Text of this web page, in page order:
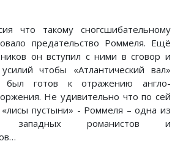
что такому сногсшибательному
предательство Роммеля. Ещё
он вступил с ними в сговор и
чтобы «Атлантический вал»
был готов к отражению англо-
Не удивительно что по сей
пустыни» - Роммеля – одна из
романистов и